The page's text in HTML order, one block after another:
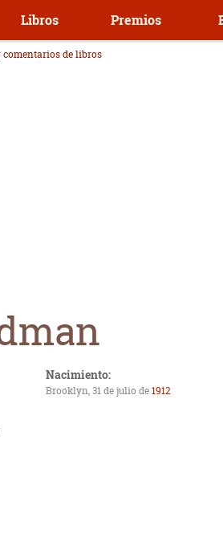
Libros Premios
comentarios de libros
Nacimiento:
Brooklyn, 31 de julio de1912